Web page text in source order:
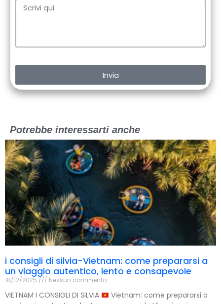
Invia
Potrebbe interessarti anche
i consigli di silvia-Vietnam: come prepararsi a
un viaggio autentico, lento e consapevole
18/12/2025 Nessun commento
VIETNAM I CONSIGLI DI SILVIA
Vietnam: come prepararsi a